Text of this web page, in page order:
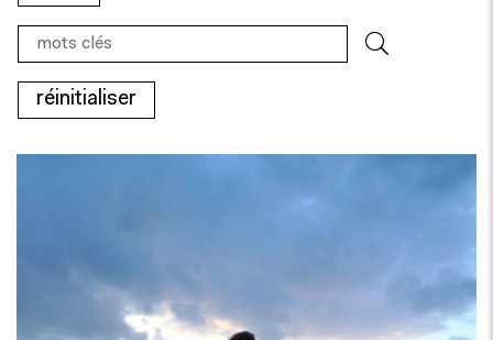
réinitialiser